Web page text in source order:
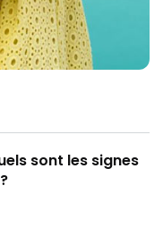
sont les signes